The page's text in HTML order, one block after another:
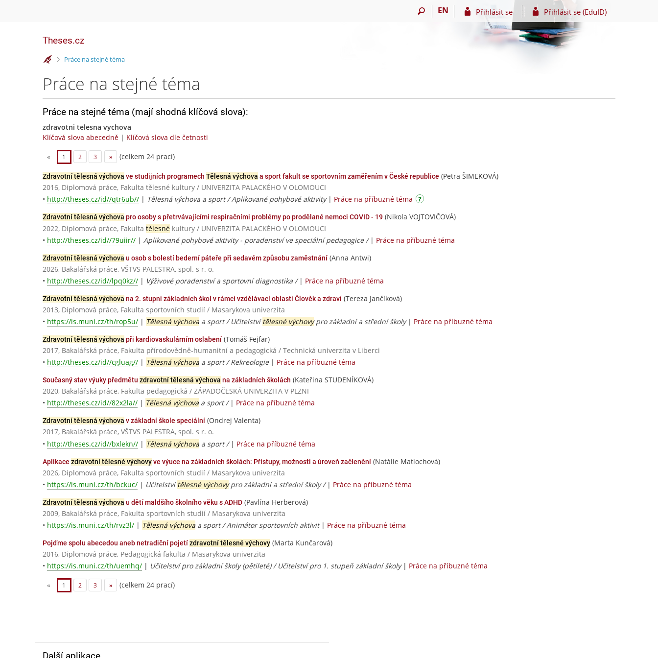
EN Přihlásit se Přihlásit se (EduID)
Theses.cz
>Práce na stejné téma
Práce na stejné téma
Práce na stejné téma (mají shodná klíčová slova):
zdravotni telesna vychova
Klíčová slova abecedně | Klíčová slova dle četnosti
« 1 2 3 » (celkem 24 prací)
Zdravotní tělesná výchova ve studijních programech Tělesná výchova a sport fakult se sportovním zaměřením v České republice (Petra ŠIMEKOVÁ)
2016, Diplomová práce, Fakulta tělesné kultury / UNIVERZITA PALACKÉHO V OLOMOUCI
• http://theses.cz/id//qtr6ub// | Tělesná výchova a sport / Aplikované pohybové aktivity| Práce na příbuzné téma
Zdravotní tělesná výchova pro osoby s přetrvávajícími respiračními problémy po prodělané nemoci COVID - 19 (Nikola VOJTOVIČOVÁ)
2022, Diplomová práce, Fakulta tělesné kultury / UNIVERZITA PALACKÉHO V OLOMOUCI
• http://theses.cz/id//79uiir// | Aplikované pohybové aktivity - poradenství ve speciální pedagogice / | Práce na příbuzné téma
Zdravotní tělesná výchova u osob s bolestí bederní páteře při sedavém způsobu zaměstnání (Anna Antwi)
2026, Bakalářská práce, VŠTVS PALESTRA, spol. s r. o.
• http://theses.cz/id//lpq0kz// | Výživové poradenství a sportovní diagnostika / | Práce na příbuzné téma
Zdravotní tělesná výchova na 2. stupni základních škol v rámci vzdělávací oblasti Člověk a zdraví (Tereza Jančíková)
2013, Diplomová práce, Fakulta sportovních studií / Masarykova univerzita
• https://is.muni.cz/th/rop5u/ | Tělesná výchova a sport / Učitelstvítělesné výchovypro základní a střední školy| Práce na příbuzné téma
Zdravotní tělesná výchova při kardiovaskulárním oslabení (Tomáš Fejfar)
2017, Bakalářská práce, Fakulta přírodovědně-humanitní a pedagogická / Technická univerzita v Liberci
• http://theses.cz/id//cgluag// | Tělesná výchova a sport / Rekreologie| Práce na příbuzné téma
Současný stav výuky předmětu zdravotní tělesná výchova na základních školách (Kateřina STUDENÍKOVÁ)
2020, Bakalářská práce, Fakulta pedagogická / ZÁPADOČESKÁ UNIVERZITA V PLZNI
• http://theses.cz/id//82x2la// | Tělesná výchova a sport / | Práce na příbuzné téma
Zdravotní tělesná výchova v základní škole speciální (Ondrej Valenta)
2017, Bakalářská práce, VŠTVS PALESTRA, spol. s r. o.
• http://theses.cz/id//bxlekn// | Tělesná výchova a sport / | Práce na příbuzné téma
Aplikace zdravotní tělesné výchovyve výuce na základních školách: Přístupy, možnosti a úroveň začlenění (Natálie Matlochová)
2026, Diplomová práce, Fakulta sportovních studií / Masarykova univerzita
• https://is.muni.cz/th/bckuc/ | Učitelstvítělesné výchovypro základní a střední školy / | Práce na příbuzné téma
Zdravotní tělesná výchova u dětí maldšího školního věku s ADHD (Pavlína Herberová)
2009, Bakalářská práce, Fakulta sportovních studií / Masarykova univerzita
• https://is.muni.cz/th/rvz3l/ | Tělesná výchova a sport / Animátor sportovních aktivit| Práce na příbuzné téma
Pojďme spolu abecedou aneb netradiční pojetízdravotní tělesné výchovy (Marta Kunčarová)
2016, Diplomová práce, Pedagogická fakulta / Masarykova univerzita
• https://is.muni.cz/th/uemhq/ | Učitelství pro základní školy (pětileté) / Učitelství pro 1. stupeň základní školy| Práce na příbuzné téma
« 1 2 3 » (celkem 24 prací)